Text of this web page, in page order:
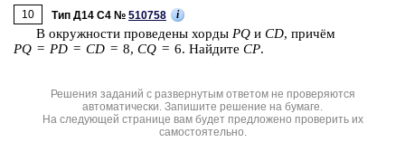
10 Тип Д14 C4 № 510758 i
В окруж­но­сти про­ве­де­ны хорды PQ и CD, причём
PQ = PD = CD = 8, CQ = 6. Най­ди­те CP.
Решения заданий с развернутым ответом не проверяются
автоматически. Запишите решение на бумаге.
На следующей странице вам будет предложено проверить их
самостоятельно.